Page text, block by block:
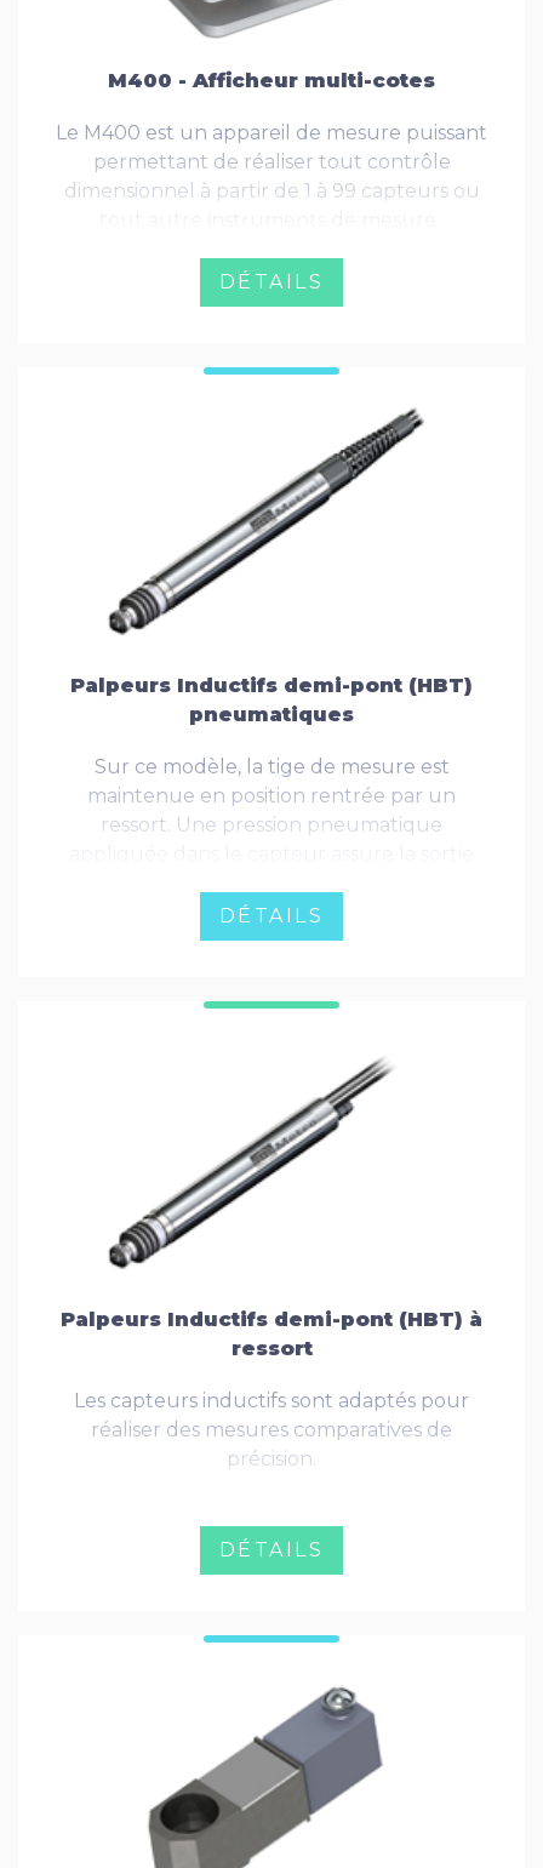
M400 - Afficheur multi-cotes
Le M400 est un appareil de mesure puissant
permettant de réaliser tout contrôle
dimensionnel à partir de 1 à 99 capteurs ou
DÉTAILS
Palpeurs Inductifs demi-pont (HBT)
pneumatiques
Sur ce modèle, la tige de mesure est
maintenue en position rentrée par un
ressort. Une pression pneumatique
avec la pièce à mesurer. Cette variante
permet une économie de place importante,
d'utilisation sur machine.
DÉTAILS
Palpeurs Inductifs demi-pont (HBT) à
ressort
Les capteurs inductifs sont adaptés pour
réaliser des mesures comparatives de
précision.
robustes. Ils sont utilisés dans des
DÉTAILS